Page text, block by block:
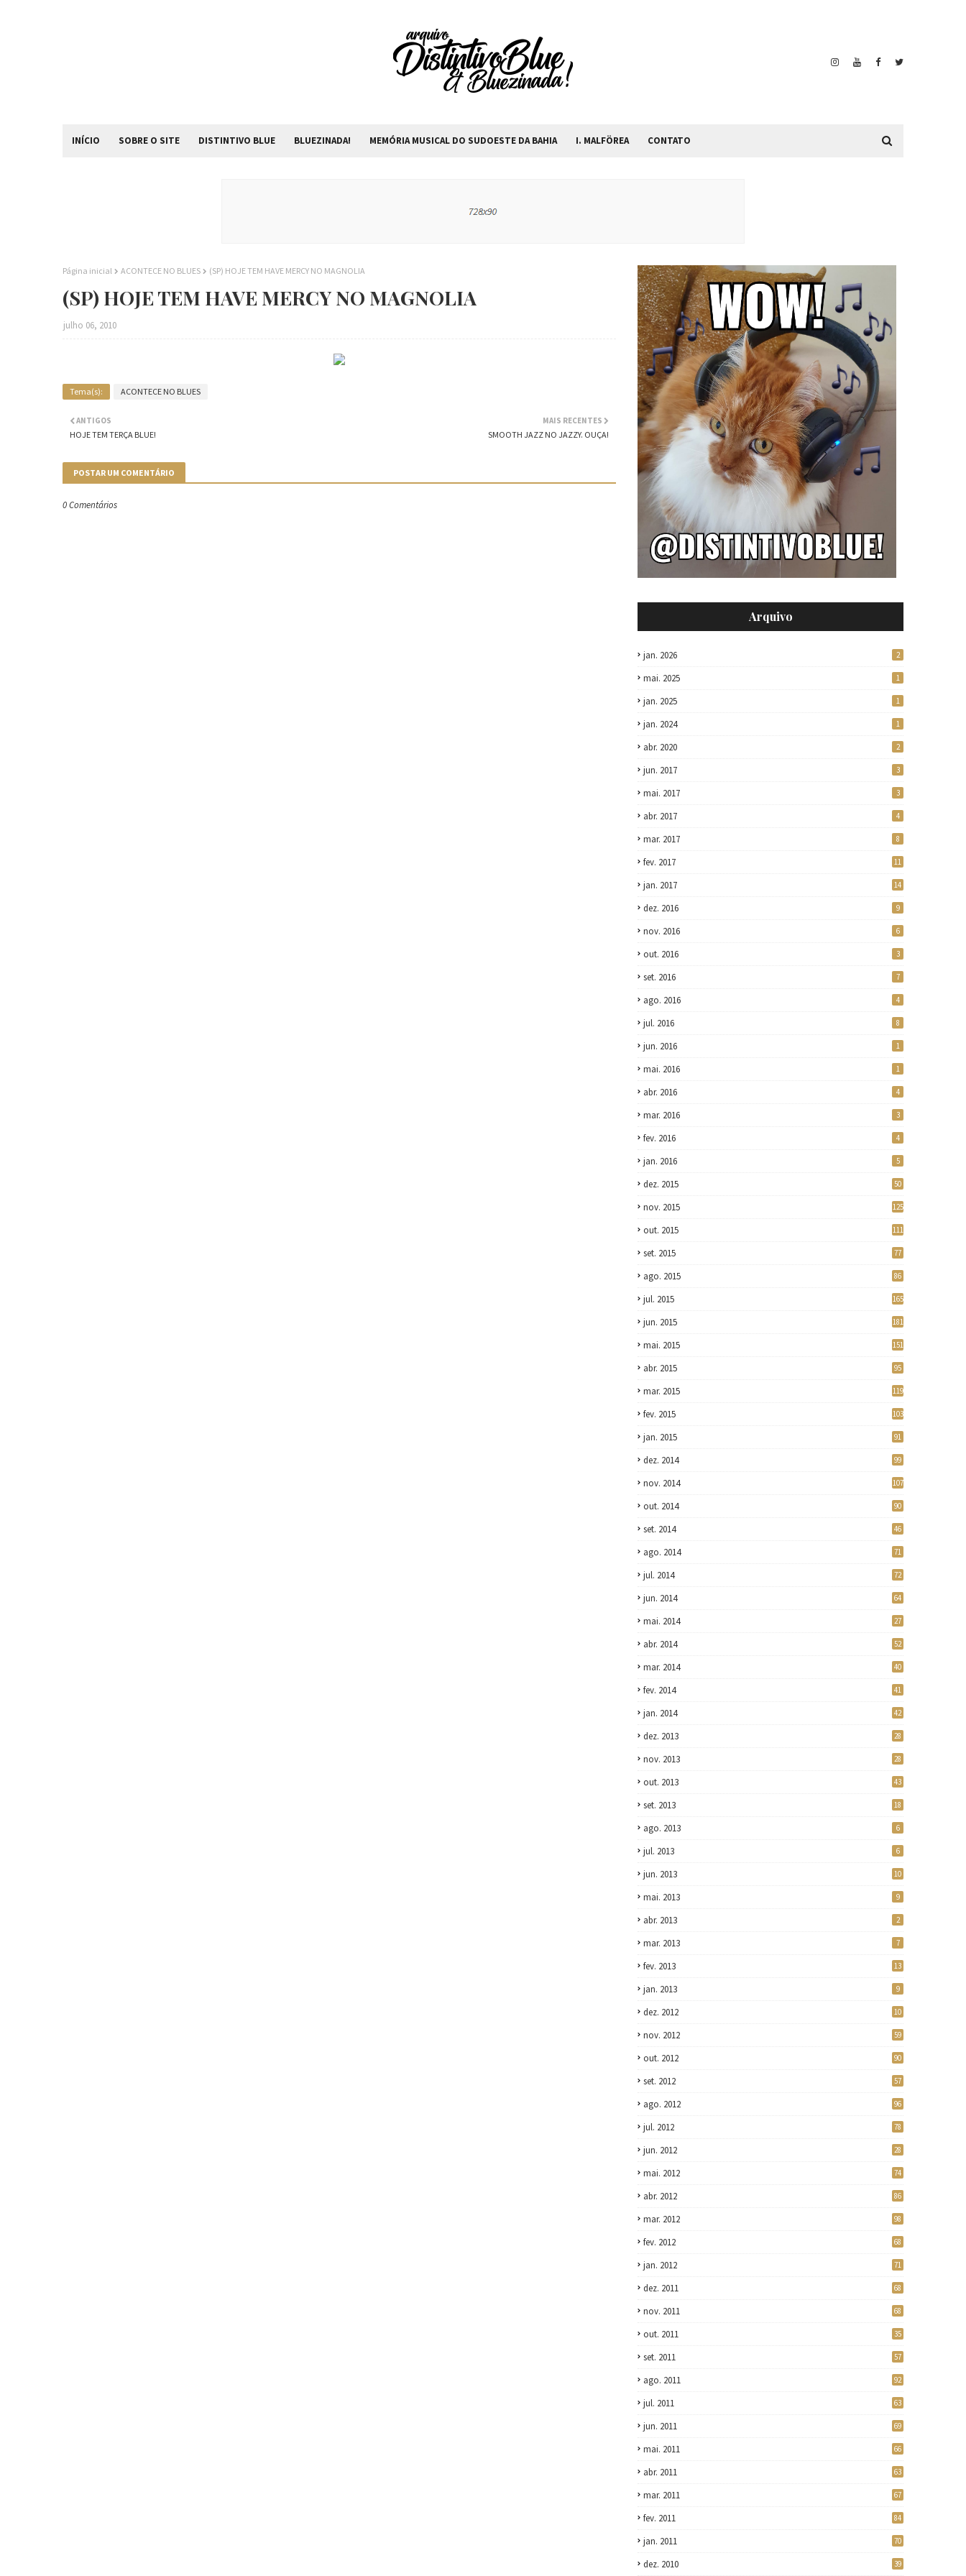
INÍCIO SOBRE O SITE DISTINTIVO BLUE BLUEZINADA! MEMÓRIA MUSICAL DO SUDOESTE DA BAHIA I. MALFÖREA CONTATO
Página inicial ACONTECE NO BLUES (SP) HOJE TEM HAVE MERCY NO MAGNOLIA
(SP) HOJE TEM HAVE MERCY NO MAGNOLIA
julho 06, 2010
Tema(s): ACONTECE NO BLUES
MAIS RECENTES
SMOOTH JAZZ NO JAZZY. OUÇA!
ANTIGOS
HOJE TEM TERÇA BLUE!
POSTAR UM COMENTÁRIO
0 Comentários
Arquivo
jan. 2026 2
mai. 2025 1
jan. 2025 1
jan. 2024 1
abr. 2020 2
jun. 2017 3
mai. 2017 3
abr. 2017 4
mar. 2017 8
fev. 2017 11
jan. 2017 14
dez. 2016 9
nov. 2016 6
out. 2016 3
set. 2016 7
ago. 2016 4
jul. 2016 8
jun. 2016 1
mai. 2016 1
abr. 2016 4
mar. 2016 3
fev. 2016 4
jan. 2016 5
dez. 2015 50
nov. 2015 125
out. 2015 111
set. 2015 77
ago. 2015 86
jul. 2015 165
jun. 2015 181
mai. 2015 151
abr. 2015 95
mar. 2015 119
fev. 2015 103
jan. 2015 91
dez. 2014 99
nov. 2014 107
out. 2014 90
set. 2014 46
ago. 2014 71
jul. 2014 72
jun. 2014 64
mai. 2014 27
abr. 2014 52
mar. 2014 40
fev. 2014 41
jan. 2014 42
dez. 2013 28
nov. 2013 28
out. 2013 43
set. 2013 18
ago. 2013 6
jul. 2013 6
jun. 2013 10
mai. 2013 9
abr. 2013 2
mar. 2013 7
fev. 2013 13
jan. 2013 9
dez. 2012 10
nov. 2012 59
out. 2012 90
set. 2012 57
ago. 2012 96
jul. 2012 78
jun. 2012 28
mai. 2012 74
abr. 2012 86
mar. 2012 98
fev. 2012 68
jan. 2012 71
dez. 2011 68
nov. 2011 68
out. 2011 35
set. 2011 57
ago. 2011 92
jul. 2011 63
jun. 2011 69
mai. 2011 66
abr. 2011 63
mar. 2011 67
fev. 2011 84
jan. 2011 70
dez. 2010 39